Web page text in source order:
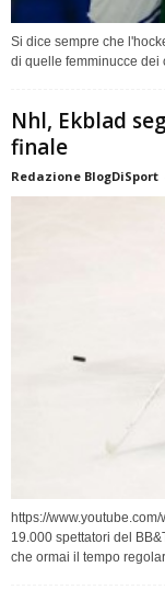
Si dice sempre che
di quelle femminucce dei
Nhl, Ekblad
finale
Redazione BlogDiSport
https://
19.000 spettatori del
che ormai il tempo